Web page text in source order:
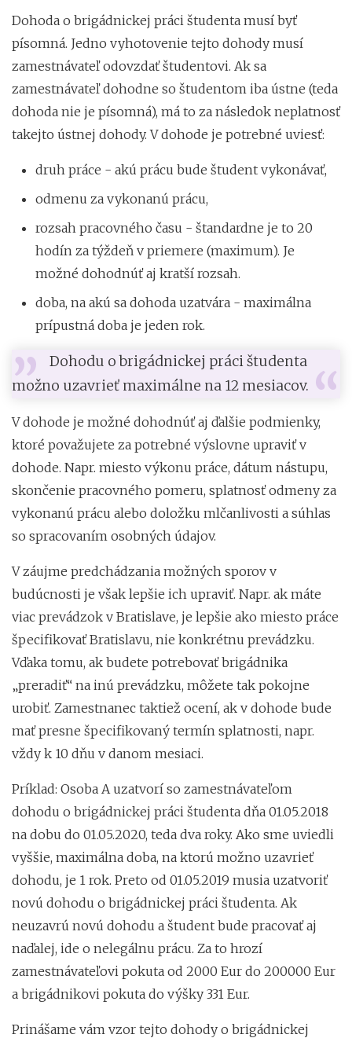
Dohoda o brigádnickej práci študenta musí byť
písomná. Jedno vyhotovenie tejto dohody musí
zamestnávateľ odovzdať študentovi. Ak sa
zamestnávateľ dohodne so študentom iba ústne (teda
dohoda nie je písomná), má to za následok neplatnosť
takejto ústnej dohody. V dohode je potrebné uviesť:
druh práce - akú prácu bude študent vykonávať,
odmenu za vykonanú prácu,
rozsah pracovného času - štandardne je to 20
hodín za týždeň v priemere (maximum). Je
možné dohodnúť aj kratší rozsah.
doba, na akú sa dohoda uzatvára - maximálna
prípustná doba je jeden rok.
Dohodu o brigádnickej práci študenta
možno uzavrieť maximálne na 12 mesiacov.
V dohode je možné dohodnúť aj ďalšie podmienky,
ktoré považujete za potrebné výslovne upraviť v
dohode. Napr. miesto výkonu práce, dátum nástupu,
skončenie pracovného pomeru, splatnosť odmeny za
vykonanú prácu alebo doložku mlčanlivosti a súhlas
so spracovaním osobných údajov.
V záujme predchádzania možných sporov v
budúcnosti je však lepšie ich upraviť. Napr. ak máte
viac prevádzok v Bratislave, je lepšie ako miesto práce
špecifikovať Bratislavu, nie konkrétnu prevádzku.
Vďaka tomu, ak budete potrebovať brigádnika
„preradiť“ na inú prevádzku, môžete tak pokojne
urobiť. Zamestnanec taktiež ocení, ak v dohode bude
mať presne špecifikovaný termín splatnosti, napr.
vždy k 10 dňu v danom mesiaci.
Príklad: Osoba A uzatvorí so zamestnávateľom
dohodu o brigádnickej práci študenta dňa 01.05.2018
na dobu do 01.05.2020, teda dva roky. Ako sme uviedli
vyššie, maximálna doba, na ktorú možno uzavrieť
dohodu, je 1 rok. Preto od 01.05.2019 musia uzatvoriť
novú dohodu o brigádnickej práci študenta. Ak
neuzavrú novú dohodu a študent bude pracovať aj
naďalej, ide o nelegálnu prácu. Za to hrozí
zamestnávateľovi pokuta od 2000 Eur do 200000 Eur
a brigádnikovi pokuta do výšky 331 Eur.
Prinášame vám vzor tejto dohody o brigádnickej